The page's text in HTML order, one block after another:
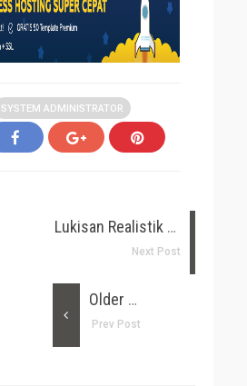
SYSTEM ADMINISTRATOR
Lukisan Realistik Karakter Film Animasi
Next Post
Older Post
Prev Post